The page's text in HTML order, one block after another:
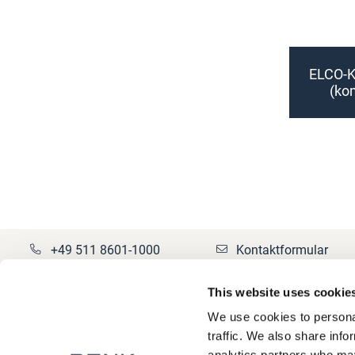
This website uses
We use cookies to
traffic. We also share
ELCO-
+49 511 8601-1000 Kontaktformular
Datenschutz